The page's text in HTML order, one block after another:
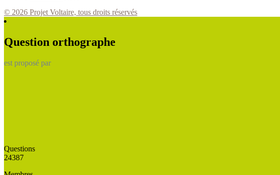
© 2026 Projet Voltaire, tous droits réservés
Question orthographe
est proposé par
Questions
24387